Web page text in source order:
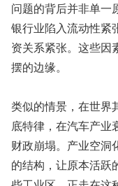
问题的背后并非单一
银行业陷入流动性紧
资关系紧张。这些因
摆的边缘。
类似的情景，在世界
底特律，在汽车产业
财政崩塌。产业空洞
的结构，让原本活跃